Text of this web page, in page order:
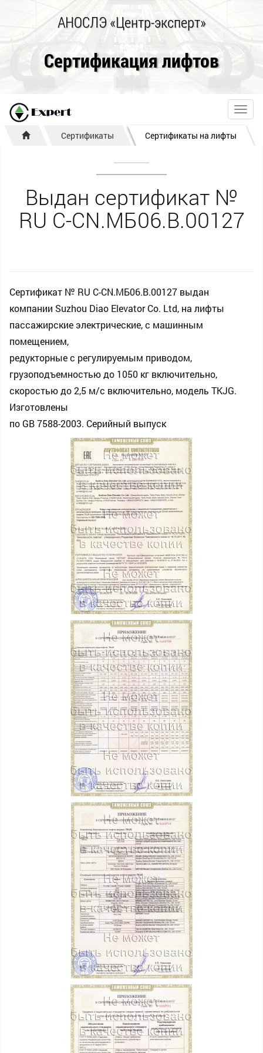
АНОСЛЭ «Центр-эксперт»
Сертификация лифтов
Сертификаты Сертификаты на лифты
Выдан сертификат №
RU С-CN.МБ06.B.00127
Сертификат № RU С-CN.МБ06.B.00127 выдан
компании Suzhou Diao Elevator Co. Ltd, на лифты
пассажирские электрические, с машинным
помещением,
редукторные с регулируемым приводом,
грузоподъемностью до 1050 кг включительно,
скоростью до 2,5 м/с включительно, модель TKJG.
Изготовлены
по GB 7588-2003. Серийный выпуск